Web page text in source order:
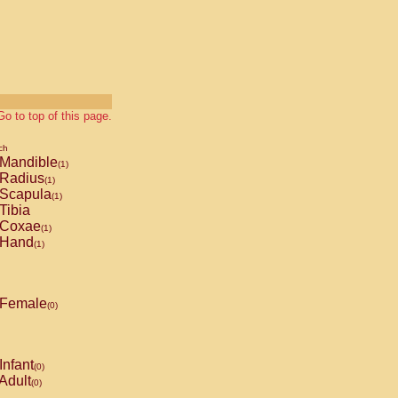
to top of this page.
Mandible(1)
Radius(1)
Scapula(1)
Tibia
Coxae(1)
Hand(1)
Female(0)
Infant(0)
(0)